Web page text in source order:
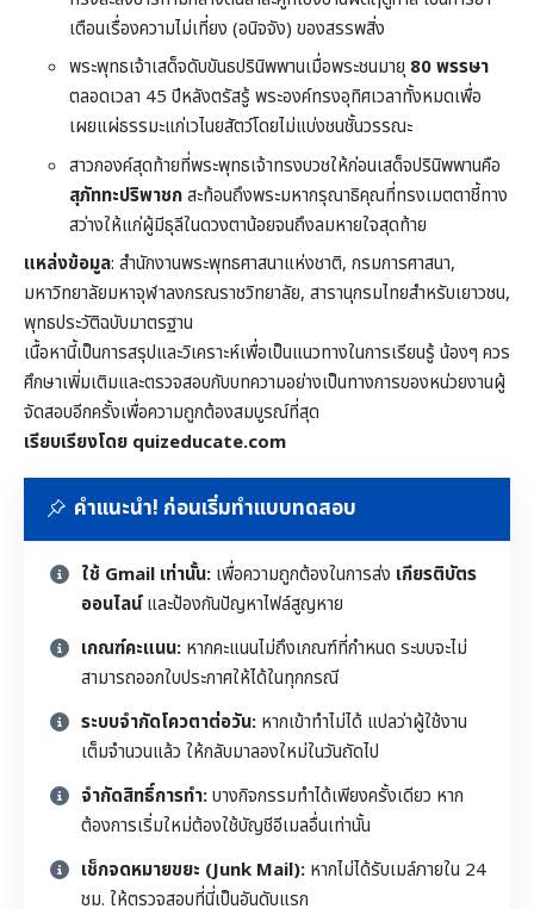
เตือนเรื่องความไม่เที่ยง (อนิจจัง) ของสรรพสิ่ง
พระพุทธเจ้าเสด็จดับขันธปรินิพพานเมื่อพระชนมายุ 80 พรรษา
ตลอดเวลา 45 ปีหลังตรัสรู้ พระองค์ทรงอุทิศเวลาทั้งหมดเพื่อ
เผยแผ่ธรรมะแก่เวไนยสัตว์โดยไม่แบ่งชนชั้นวรรณะ
สาวกองค์สุดท้ายที่พระพุทธเจ้าทรงบวชให้ก่อนเสด็จปรินิพพานคือ
สุภัททะปริพาชกสะท้อนถึงพระมหากรุณาธิคุณที่ทรงเมตตาชี้ทาง
สว่างให้แก่ผู้มีธุลีในดวงตาน้อยจนถึงลมหายใจสุดท้าย
แหล่งข้อมูล: สำนักงานพระพุทธศาสนาแห่งชาติ, กรมการศาสนา,
มหาวิทยาลัยมหาจุฬาลงกรณราชวิทยาลัย, สารานุกรมไทยสำหรับเยาวชน,
พุทธประวัติฉบับมาตรฐาน
เนื้อหานี้เป็นการสรุปและวิเคราะห์เพื่อเป็นแนวทางในการเรียนรู้ น้องๆ ควร
ศึกษาเพิ่มเติมและตรวจสอบกับบทความอย่างเป็นทางการของหน่วยงานผู้
จัดสอบอีกครั้งเพื่อความถูกต้องสมบูรณ์ที่สุด
เรียบเรียงโดย quizeducate.com
คำแนะนำ! ก่อนเริ่มทำแบบทดสอบ
ใช้ Gmail เท่านั้น: เพื่อความถูกต้องในการส่ง เกียรติบัตร
ออนไลน์และป้องกันปัญหาไฟล์สูญหาย
เกณฑ์คะแนน: หากคะแนนไม่ถึงเกณฑ์ที่กำหนด ระบบจะไม่
สามารถออกใบประกาศให้ได้ในทุกกรณี
ระบบจำกัดโควตาต่อวัน: หากเข้าทำไม่ได้ แปลว่าผู้ใช้งาน
เต็มจำนวนแล้ว ให้กลับมาลองใหม่ในวันถัดไป
จำกัดสิทธิ์การทำ:บางกิจกรรมทำได้เพียงครั้งเดียว หาก
ต้องการเริ่มใหม่ต้องใช้บัญชีอีเมลอื่นเท่านั้น
เช็กจดหมายขยะ (Junk Mail): หากไม่ได้รับเมล์ภายใน 24
ชม. ให้ตรวจสอบที่นี่เป็นอันดับแรก